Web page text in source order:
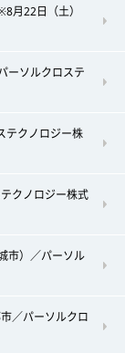
月22日（土）
ーソルクロステ
テクノロジー株
クノロジー株式
市）／パーソル
／パーソルクロ